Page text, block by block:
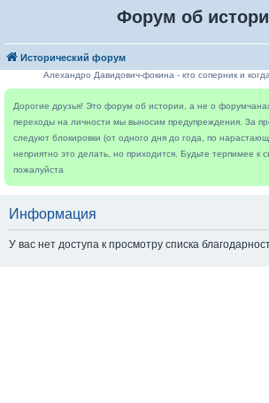
Форум об
Исторический форум
Алехандро Давидович-фокина - кто соперник и
Дорогие друзья! Это форум об истории, а не о
переходы на личности мы выносим предупреждения. За
следуют блокировки (от одного дня до года, по
неприятно это делать, но приходится. Будьте терпимее к
пожалуйста
Информация
У вас нет доступа к просмотру списка